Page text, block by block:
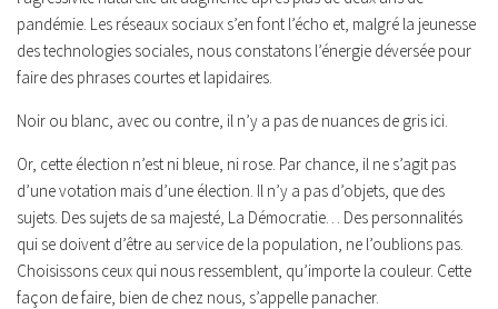
pandémie. Les réseaux sociaux s’en font l’écho et, malgré la jeunesse
des technologies sociales, nous constatons l’énergie déversée pour
faire des phrases courtes et lapidaires.
Noir ou blanc, avec ou contre, il n’y a pas de nuances de gris ici.
Or, cette élection n’est ni bleue, ni rose. Par chance, il ne s’agit pas
d’une votation mais d’une élection. Il n’y a pas d’objets, que des
sujets. Des sujets de sa majesté, La Démocratie… Des personnalités
qui se doivent d’être au service de la population, ne l’oublions pas.
Choisissons ceux qui nous ressemblent, qu’importe la couleur. Cette
façon de faire, bien de chez nous, s’appelle panacher.